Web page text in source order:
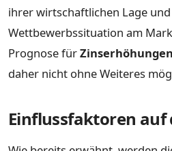
ihrer wirtschaftlichen Lage
Wettbewerbssituation am
Prognose fürZinserhöhungen
daher nicht ohne Weiteres
Einflussfaktoren auf